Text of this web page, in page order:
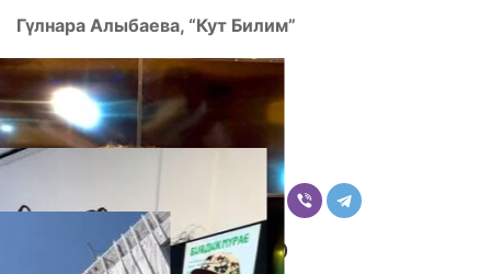
Гүлнара Алыбаева, “Кут Билим”
Бөлүшүү
Комментарийлер